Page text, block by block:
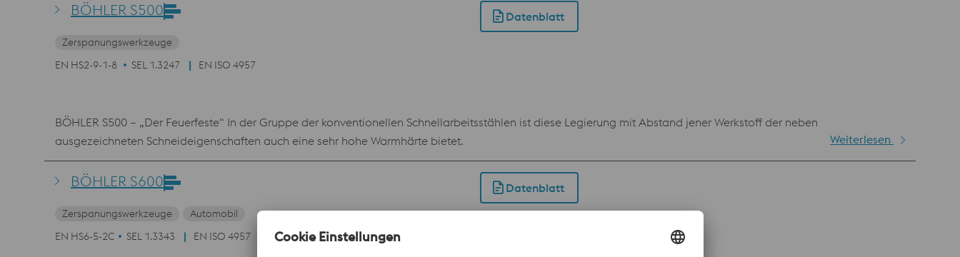
BÖHLER S500 Datenblatt
Zerspanungswerkzeuge
EN HS2-9-1-8
SEL 1.3247 EN ISO 4957
BÖHLER S500 – „Der Feuerfeste“ In der Gruppe der konventionellen Schnellarbeitsstählen ist diese Legierung mit Abstand jener Werkstoff der neben
ausgezeichneten Schneideigenschaften auch eine sehr hohe Warmhärte bietet.
Weiterlesen
BÖHLER S600 Datenblatt
Zerspanungswerkzeuge
Automobil
EN HS6-5-2C
SEL 1.3343 EN ISO 4957